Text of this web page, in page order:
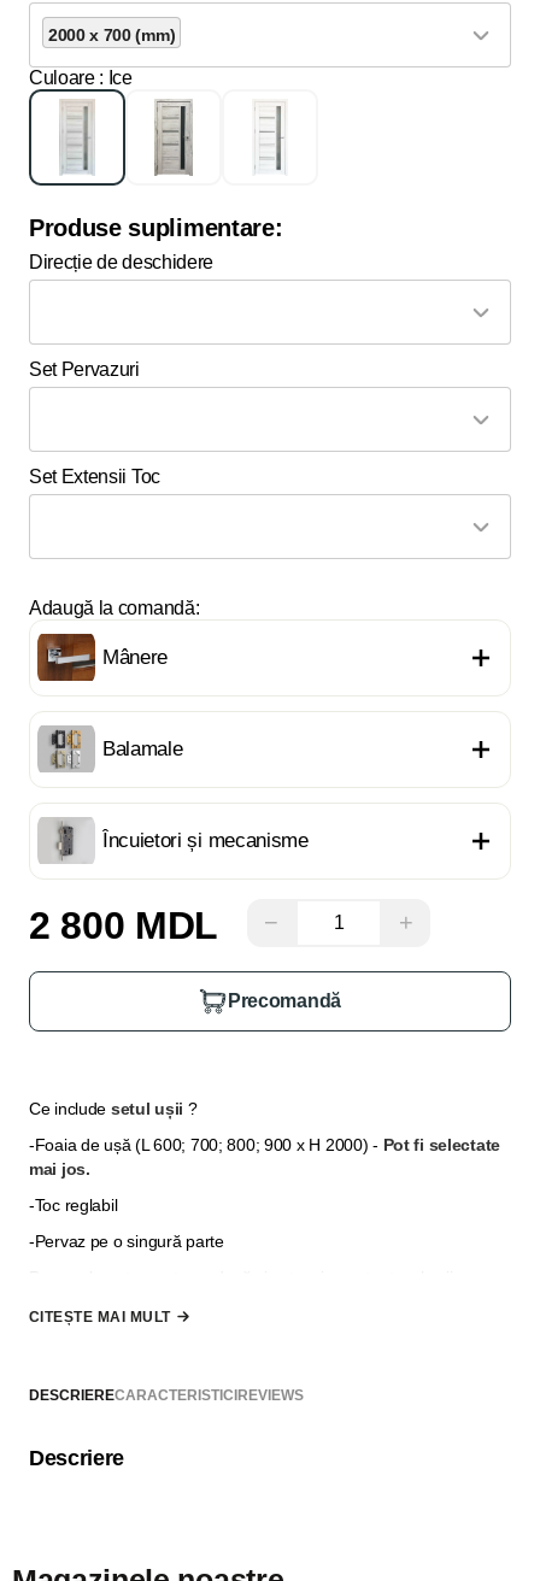
2000 x 700 (mm)
Culoare : Ice
Produse suplimentare:
Direcție de deschidere
Set Pervazuri
Set Extensii Toc
Adaugă la comandă:
Mânere
Balamale
Încuietori și mecanisme
2 800 MDL − +
Precomandă
Ce include setul ușii ?
-Foaia de ușă (L 600; 700; 800; 900 x H 2000)- Pot fi selectate
mai jos.
-Toc reglabil
-Pervaz pe o singură parte
care grosimea peretelui nu permite să fie acoperită doar cu
*Nu se include mâner, broască și balamale, acestea pot fi
CITEȘTE MAI MULT
DESCRIERECARACTERISTICI REVIEWS
Descriere